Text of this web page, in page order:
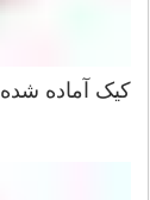
کیک آماده شده